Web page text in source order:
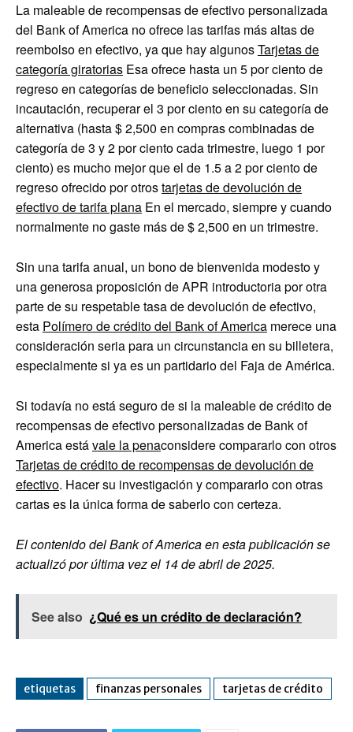
La maleable de recompensas de efectivo personalizada
del Bank of America no ofrece las tarifas más altas de
reembolso en efectivo, ya que hay algunosTarjetas de
categoría giratorias Esa ofrece hasta un 5 por ciento de
regreso en categorías de beneficio seleccionadas. Sin
incautación, recuperar el 3 por ciento en su categoría de
alternativa (hasta $ 2,500 en compras combinadas de
categoría de 3 y 2 por ciento cada trimestre, luego 1 por
ciento) es mucho mejor que el de 1.5 a 2 por ciento de
regreso ofrecido por otrostarjetas de devolución de
efectivo de tarifa plana En el mercado, siempre y cuando
normalmente no gaste más de $ 2,500 en un trimestre.
Sin una tarifa anual, un bono de bienvenida modesto y
una generosa proposición de APR introductoria por otra
parte de su respetable tasa de devolución de efectivo,
esta Polímero de crédito del Bank of America merece una
consideración seria para un circunstancia en su billetera,
especialmente si ya es un partidario del Faja de América.
Si todavía no está seguro de si la maleable de crédito de
recompensas de efectivo personalizadas de Bank of
America estávale la penaconsidere compararlo con otros
Tarjetas de crédito de recompensas de devolución de
efectivo. Hacer su investigación y compararlo con otras
cartas es la única forma de saberlo con certeza.
El contenido del Bank of America en esta publicación se
actualizó por última vez el 14 de abril de 2025.
See also ¿Qué es un crédito de declaración?
etiquetas finanzas personales tarjetas de crédito